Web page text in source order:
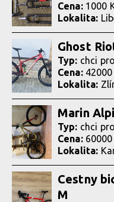
Cena: 1000
Lokalita:
Ghost
Typ: chci
Cena: 42000
Lokalita:
Marin
Typ: chci
Cena: 60000
Lokalita:
Cestny
M